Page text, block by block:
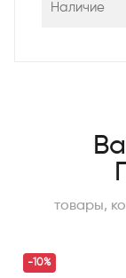
Наличие
товары,
-10%